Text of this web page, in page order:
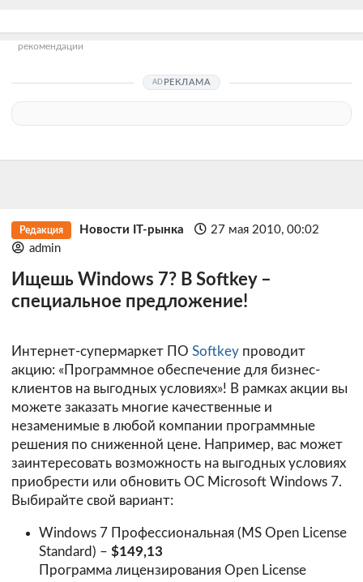
рекомендации
РЕКЛАМА
Редакция Новости IT-рынка
27 мая 2010, 00:02
admin
Ищешь Windows 7? В Softkey –
специальное предложение!
Интернет-супермаркет ПО Softkey проводит
акцию: «Программное обеспечение для бизнес-
клиентов на выгодных условиях»! В рамках акции вы
можете заказать многие качественные и
незаменимые в любой компании программные
решения по сниженной цене. Например, вас может
заинтересовать возможность на выгодных условиях
приобрести или обновить ОС Microsoft Windows 7.
Выбирайте свой вариант:
Windows 7 Профессиональная (MS Open License
Standard) – $149,13
Программа лицензирования Open License